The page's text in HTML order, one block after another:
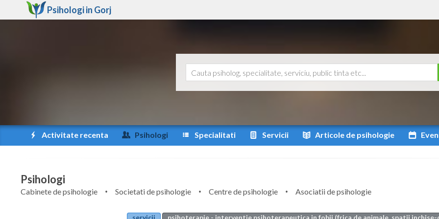
Psihologi in Gorj
Activitate recenta Psihologi Specialitati Servicii Articole de psihologie
Psihologi
Cabinete de psihologie Societati de psihologie Centre de psihologie
Asociatii de psihologie
servicii
psihoterapie - interventie psihoterapeutica in fobii (frica de animale, spatii inchise-